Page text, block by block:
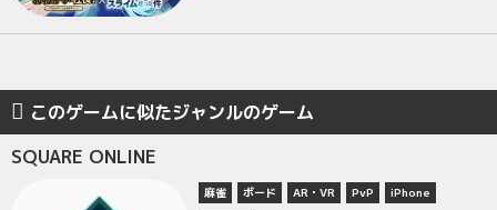
このゲームに似たジャンルのゲーム
SQUARE ONLINE
麻雀 ボード AR・VR PvP
iPhone